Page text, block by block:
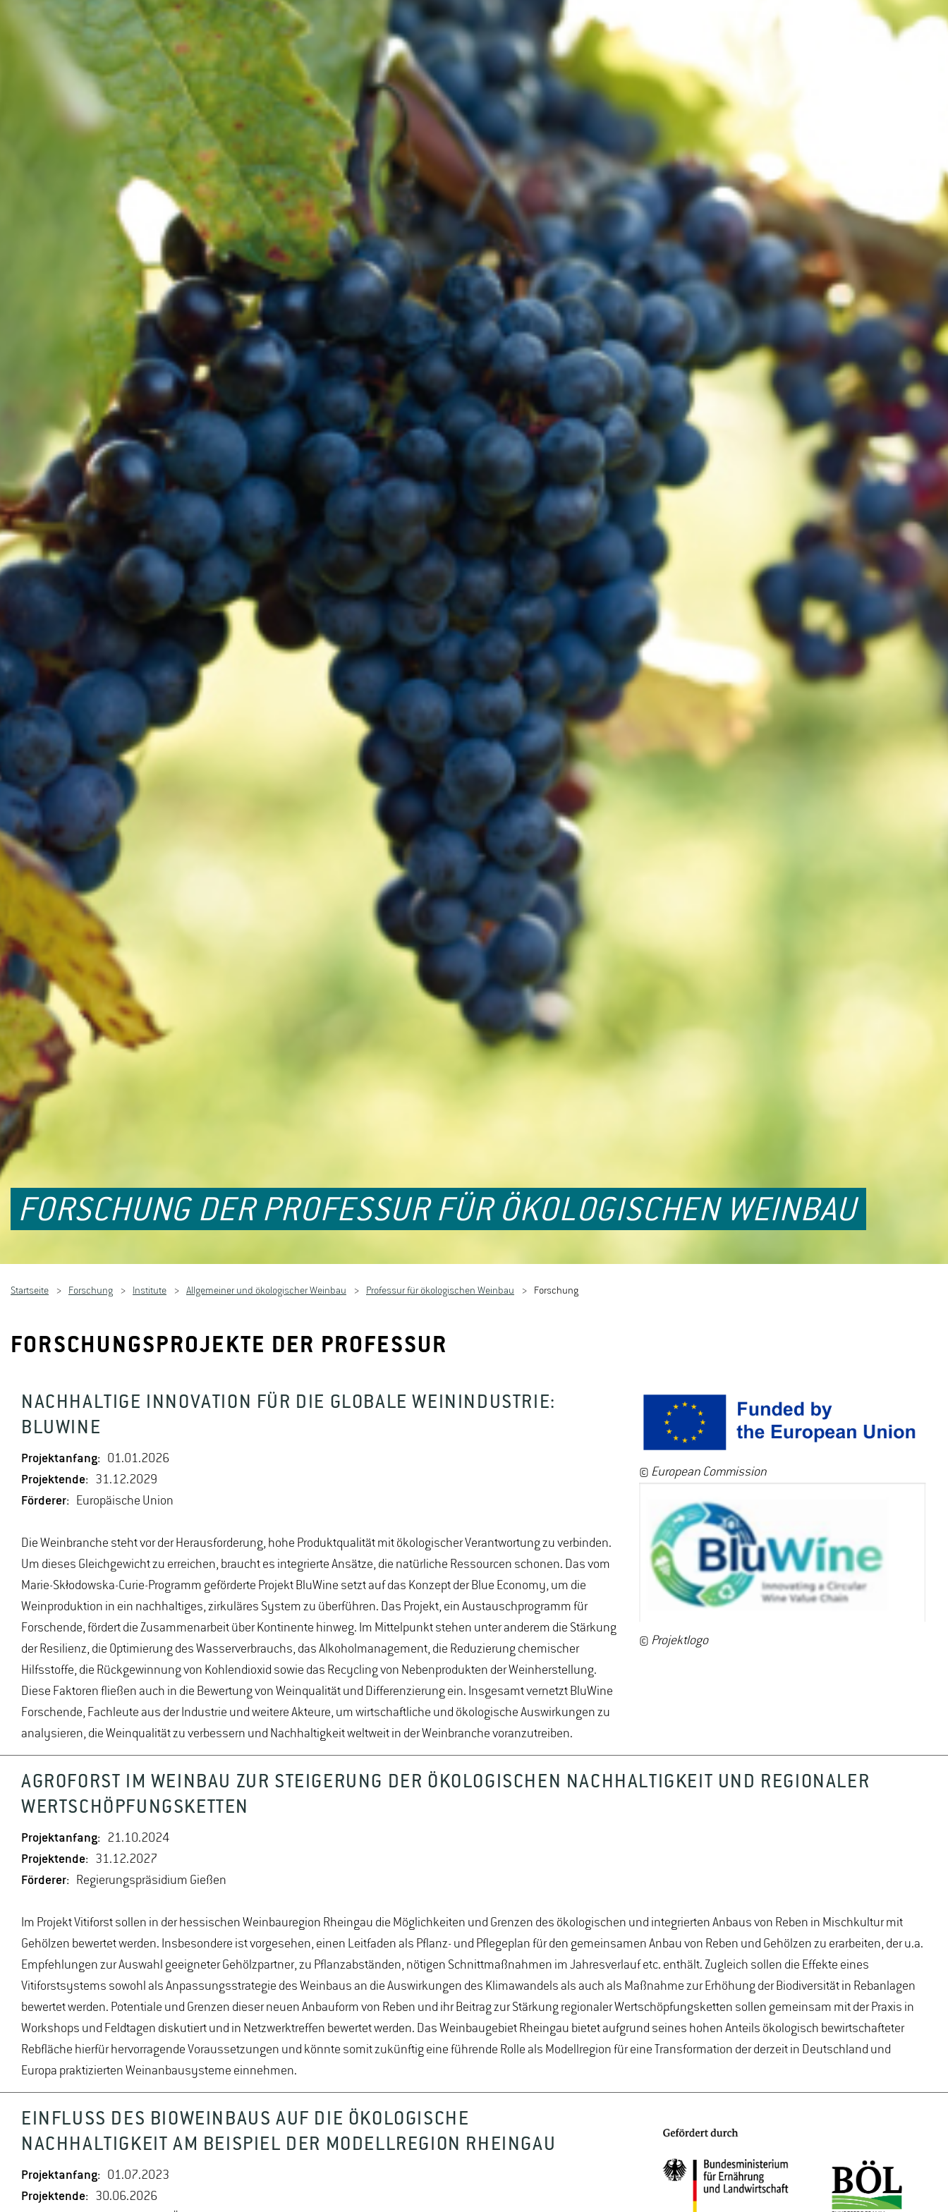
FORSCHUNG DER PROFESSUR FÜR ÖKOLOGISCHEN WEINBAU
Startseite Forschung Institute Allgemeiner und ökologischer Weinbau Professur für ökologischen Weinbau Forschung
FORSCHUNGSPROJEKTE DER PROFESSUR
NACHHALTIGE INNOVATION FÜR DIE GLOBALE WEININDUSTRIE:
BLUWINE
Projektanfang: 01.01.2026
Projektende: 31.12.2029
Förderer: Europäische Union
Die Weinbranche steht vor der Herausforderung, hohe Produktqualität mit ökologischer Verantwortung zu verbinden.
Um dieses Gleichgewicht zu erreichen, braucht es integrierte Ansätze, die natürliche Ressourcen schonen. Das vom
Marie-Skłodowska-Curie-Programm geförderte Projekt BluWine setzt auf das Konzept der Blue Economy, um die
Weinproduktion in ein nachhaltiges, zirkuläres System zu überführen. Das Projekt, ein Austauschprogramm für
Forschende, fördert die Zusammenarbeit über Kontinente hinweg. Im Mittelpunkt stehen unter anderem die Stärkung
der Resilienz, die Optimierung des Wasserverbrauchs, das Alkoholmanagement, die Reduzierung chemischer
Hilfsstoffe, die Rückgewinnung von Kohlendioxid sowie das Recycling von Nebenprodukten der Weinherstellung.
Diese Faktoren fließen auch in die Bewertung von Weinqualität und Differenzierung ein. Insgesamt vernetzt BluWine
Forschende, Fachleute aus der Industrie und weitere Akteure, um wirtschaftliche und ökologische Auswirkungen zu
analysieren, die Weinqualität zu verbessern und Nachhaltigkeit weltweit in der Weinbranche voranzutreiben.
© European Commission
© Projektlogo
AGROFORST IM WEINBAU ZUR STEIGERUNG DER ÖKOLOGISCHEN NACHHALTIGKEIT UND REGIONALER
WERTSCHÖPFUNGSKETTEN
Projektanfang: 21.10.2024
Projektende: 31.12.2027
Förderer: Regierungspräsidium Gießen
Im Projekt Vitiforst sollen in der hessischen Weinbauregion Rheingau die Möglichkeiten und Grenzen des ökologischen und integrierten Anbaus von Reben in Mischkultur mit
Gehölzen bewertet werden. Insbesondere ist vorgesehen, einen Leitfaden als Pflanz- und Pflegeplan für den gemeinsamen Anbau von Reben und Gehölzen zu erarbeiten, der u.a.
Empfehlungen zur Auswahl geeigneter Gehölzpartner, zu Pflanzabständen, nötigen Schnittmaßnahmen im Jahresverlauf etc. enthält. Zugleich sollen die Effekte eines
Vitiforstsystems sowohl als Anpassungsstrategie des Weinbaus an die Auswirkungen des Klimawandels als auch als Maßnahme zur Erhöhung der Biodiversität in Rebanlagen
bewertet werden. Potentiale und Grenzen dieser neuen Anbauform von Reben und ihr Beitrag zur Stärkung regionaler Wertschöpfungsketten sollen gemeinsam mit der Praxis in
Workshops und Feldtagen diskutiert und in Netzwerktreffen bewertet werden. Das Weinbaugebiet Rheingau bietet aufgrund seines hohen Anteils ökologisch bewirtschafteter
Rebfläche hierfür hervorragende Voraussetzungen und könnte somit zukünftig eine führende Rolle als Modellregion für eine Transformation der derzeit in Deutschland und
Europa praktizierten Weinanbausysteme einnehmen.
EINFLUSS DES BIOWEINBAUS AUF DIE ÖKOLOGISCHE
NACHHALTIGKEIT AM BEISPIEL DER MODELLREGION RHEINGAU
Projektanfang: 01.07.2023
Projektende: 30.06.2026